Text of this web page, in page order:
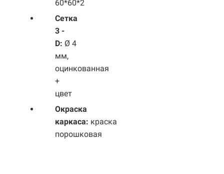
60*60*2
Сетка
3 -
D: Ø 4
мм,
оцинкованная
+
цвет
Окраска
каркаса: краска
порошковая